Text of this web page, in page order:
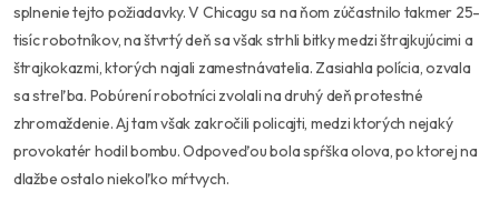
splnenie tejto požiadavky. V Chicagu sa na ňom zúčastnilo takmer 25-
tisíc robotníkov, na štvrtý deň sa však strhli bitky medzi štrajkujúcimi a
štrajkokazmi, ktorých najali zamestnávatelia. Zasiahla polícia, ozvala
sa streľba. Pobúrení robotníci zvolali na druhý deň protestné
zhromaždenie. Aj tam však zakročili policajti, medzi ktorých nejaký
provokatér hodil bombu. Odpoveďou bola spŕška olova, po ktorej na
dlažbe ostalo niekoľko mŕtvych.